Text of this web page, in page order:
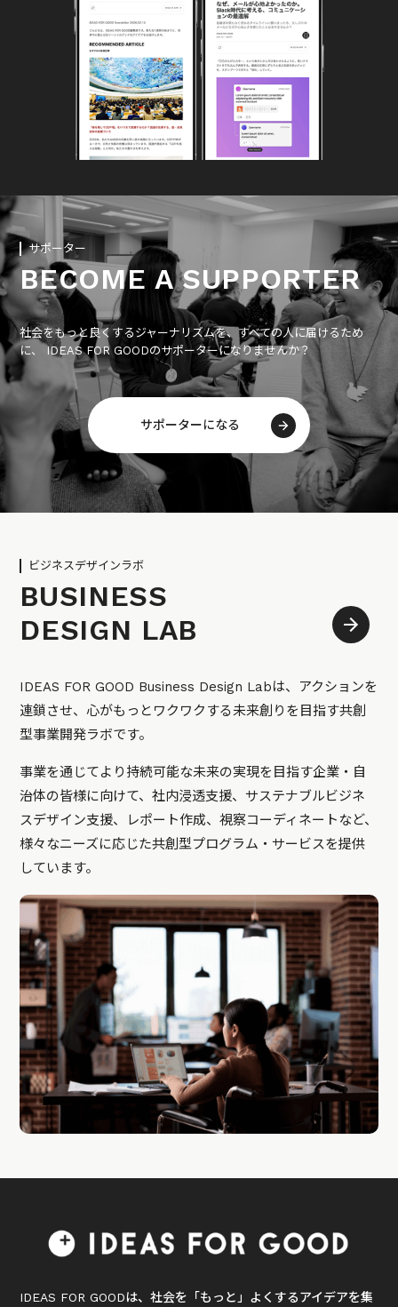
サポーター
BECOME A SUPPORTER
社会をもっと良くするジャーナリズムを、すべての人に届けるため
に、 IDEAS FOR GOODのサポーターになりませんか？
サポーターになる
ビジネスデザインラボ
BUSINESS
DESIGN LAB
IDEAS FOR GOOD Business Design Labは、アクションを
連鎖させ、心がもっとワクワクする未来創りを目指す共創
型事業開発ラボです。
事業を通じてより持続可能な未来の実現を目指す企業・自
治体の皆様に向けて、社内浸透支援、サステナブルビジネ
スデザイン支援、レポート作成、視察コーディネートなど、
様々なニーズに応じた共創型プログラム・サービスを提供
しています。
IDEAS FOR GOODは、社会を「もっと」よくするアイデアを集